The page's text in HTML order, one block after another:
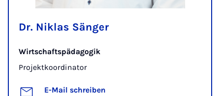
Dr. Niklas Sänger
Wirtschaftspädagogik
Projektkoordinator
E-Mail schreiben